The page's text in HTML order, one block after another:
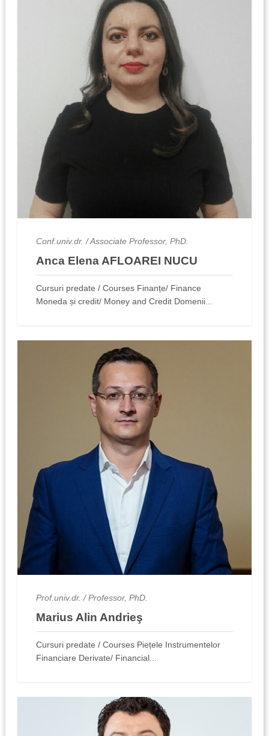
Conf.univ.dr. / Associate Professor, PhD.
Anca Elena AFLOAREI NUCU
Cursuri predate / Courses Finanțe/ Finance
Moneda și credit/ Money and Credit Domenii...
Prof.univ.dr. / Professor, PhD.
Marius Alin Andrieş
Cursuri predate / Courses Piețele Instrumentelor
Financiare Derivate/ Financial...